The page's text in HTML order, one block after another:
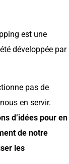
est une
développée par
pas de
en servir.
d’idées pour en
de notre
les